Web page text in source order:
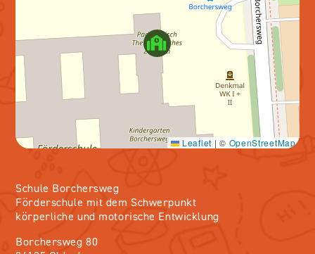
Schule Borchersweg
Förderschule mit dem Schwerpunkt
körperliche und motorische Entwicklung
Borchersweg 80
Leaflet | © OpenStreetMap